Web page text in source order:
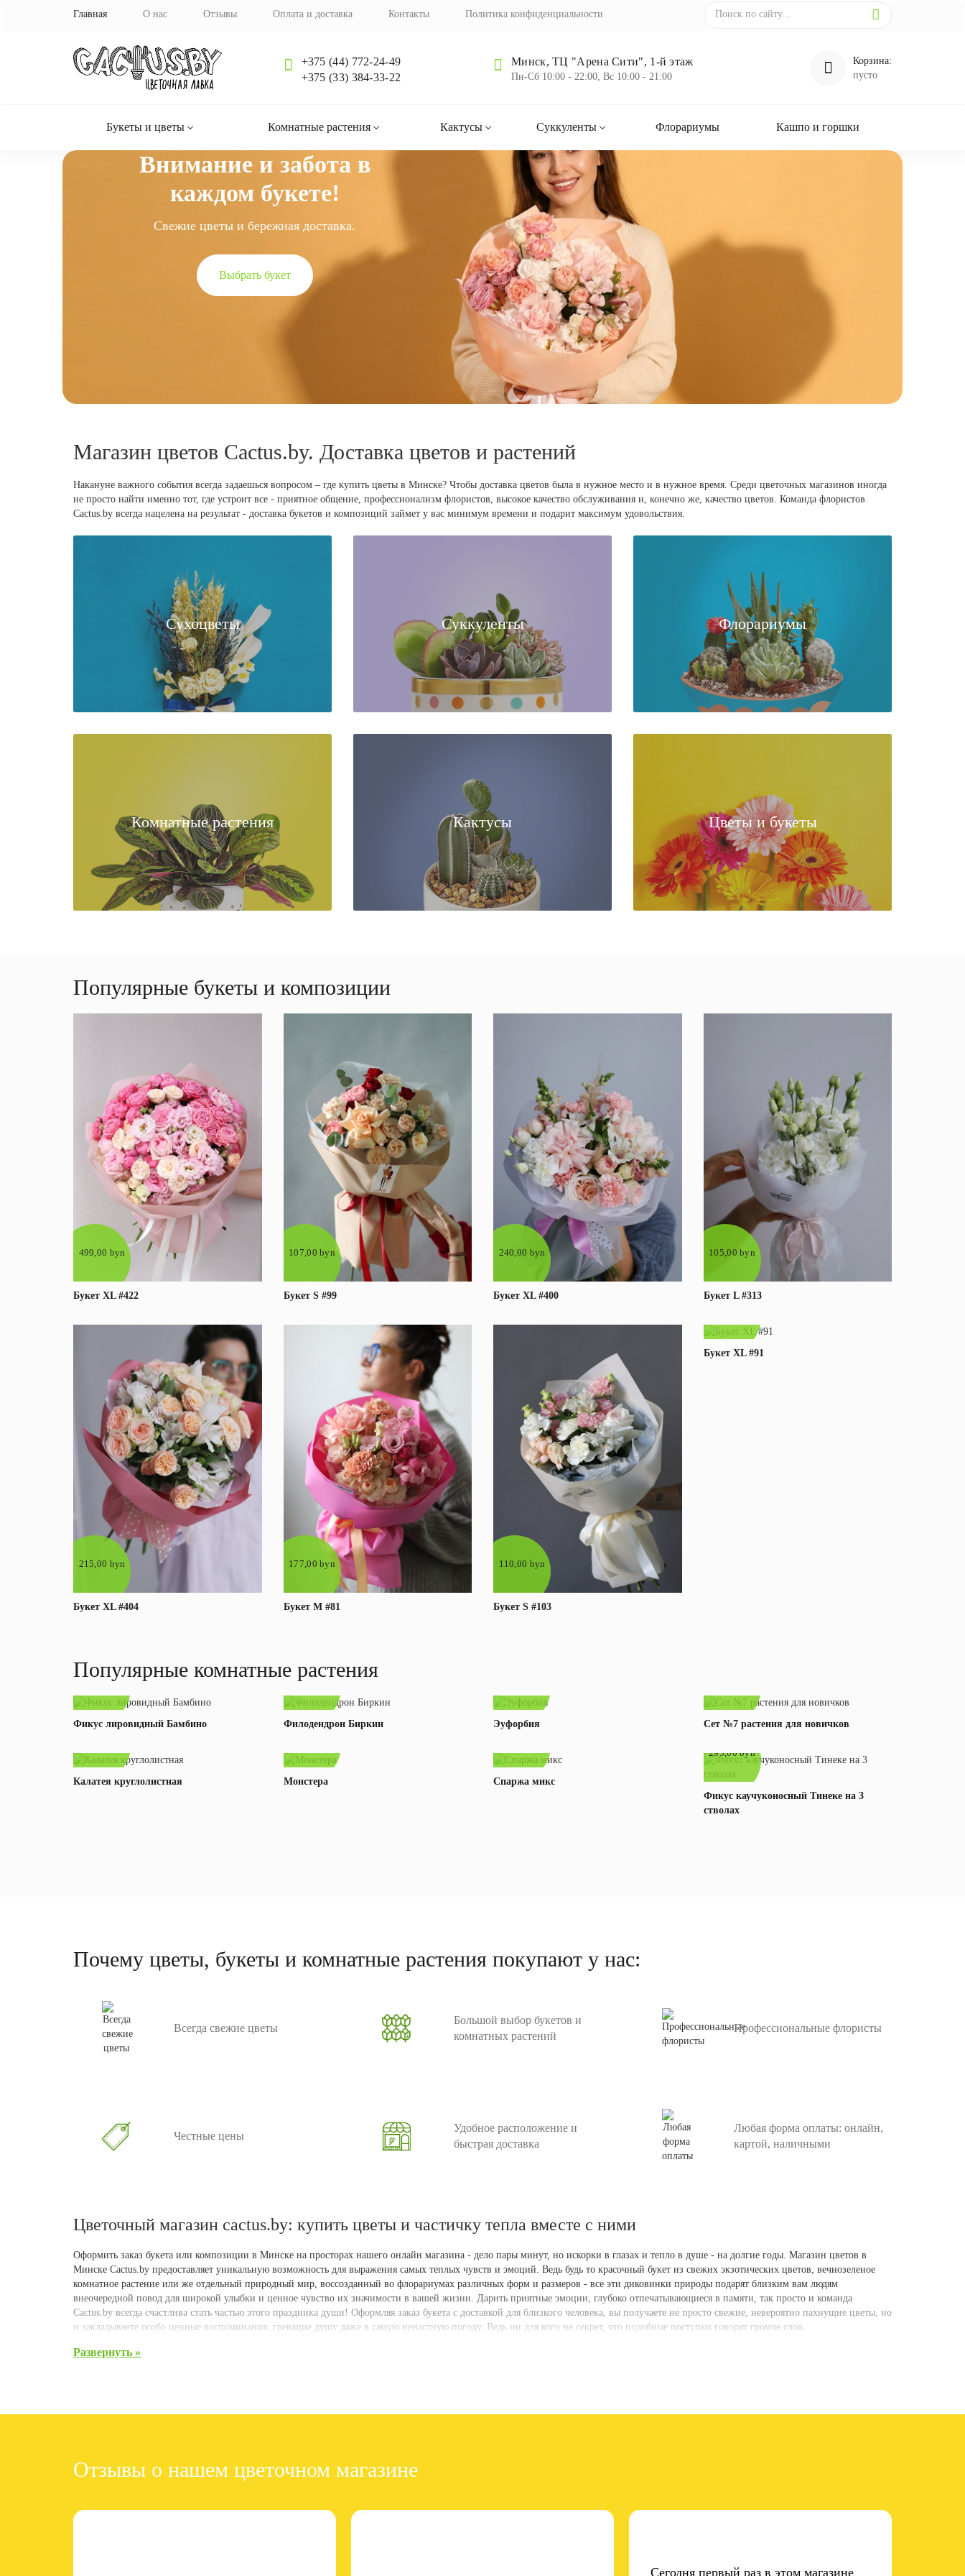
Главная О нас Отзывы Оплата и доставка Контакты Политика конфиденциальности
+375 (44) 772-24-49
+375 (33) 384-33-22
Минск, ТЦ "Арена Сити", 1-й этаж
Пн-Cб 10:00 - 22:00, Вс 10:00 - 21:00
Корзина:
пусто
Букеты и цветы Комнатные растения Кактусы Суккуленты Флорариумы Кашпо и горшки
Внимание и забота в
каждом букете!
Свежие цветы и бережная доставка.
Выбрать букет
Магазин цветов Cactus.by. Доставка цветов и растений
Накануне важного события всегда задаешься вопросом – где купить цветы в Минске? Чтобы доставка цветов была в нужное место и в нужное время. Среди цветочных магазинов иногда
не просто найти именно тот, где устроит все - приятное общение, профессионализм флористов, высокое качество обслуживания и, конечно же, качество цветов. Команда флористов
Cactus.by всегда нацелена на результат - доставка букетов и композиций займет у вас минимум времени и подарит максимум удовольствия.
Сухоцветы Суккуленты Флорариумы
Комнатные растения Кактусы Цветы и букеты
Популярные букеты и композиции
В корзину Подробнее
499,00 byn
Букет XL #422
В корзину Подробнее
107,00 byn
Букет S #99
В корзину Подробнее
240,00 byn
Букет XL #400
105,00 byn
Букет L #313
В корзину
215,00 byn
Букет XL #404
В корзину
177,00 byn
Букет М #81
В корзину
110,00 byn
Букет S #103
Букет XL #91
Популярные комнатные растения
В корзину Подробнее
69,00 byn
Фикус лировидный Бамбино
В корзину
49,00 byn
Филодендрон Биркин
В корзину
Эуфорбия
В корзину Подробнее
Сет №7 растения для новичков
Калатея круглолистная Монстера Спаржа микс
295,00 byn
Фикус каучуконосный Тинеке на 3
стволах
и бережно доставим
Почему цветы, букеты и комнатные растения покупают у нас:
Всегда свежие цветы
Большой выбор букетов и
комнатных растений
Профессиональные флористы
Честные цены
Удобное расположение и
быстрая доставка
Любая форма оплаты: онлайн,
картой, наличными
Цветочный магазин cactus.by: купить цветы и частичку тепла вместе с ними
Оформить заказ букета или композиции в Минске на просторах нашего онлайн магазина - дело пары минут, но искорки в глазах и тепло в душе - на долгие годы. Магазин цветов в
Минске Cactus.by предоставляет уникальную возможность для выражения самых теплых чувств и эмоций. Ведь будь то красочный букет из свежих экзотических цветов, вечнозеленое
комнатное растение или же отдельный природный мир, воссозданный во флорариумах различных форм и размеров - все эти диковинки природы подарят близким вам людям
внеочередной повод для широкой улыбки и ценное чувство их значимости в вашей жизни. Дарить приятные эмоции, глубоко отпечатывающиеся в памяти, так просто и команда
Cactus.by всегда счастлива стать частью этого праздника души! Оформляя заказ букета с доставкой для близкого человека, вы получаете не просто свежие, невероятно пахнущие цветы, но
и закладываете особо ценные воспоминания, греющие душу даже в самую ненастную погоду. Ведь ни для кого не секрет, что подобные поступки говорят громче слов.
Ваши искренние чувства в каждом букете
более насыщенные и эмоциональные оттенки. Доставка авторских букетов и композиций в Минске осуществляется в самых комфортных для вас условиях, привнося нотку
прочный фундамент на пути к построению самых крепких и искренних отношений между людьми, ведь счастье складывается из мелочей.
Яркие, фактурные букеты - далеко не единственный инструмент в арсенале нашей команды для поднятия настроения у вас и ваших близких. Чем же еще мы можем вас приятно
Отзывы о нашем цветочном магазине
Сегодня первый раз в этом магазине